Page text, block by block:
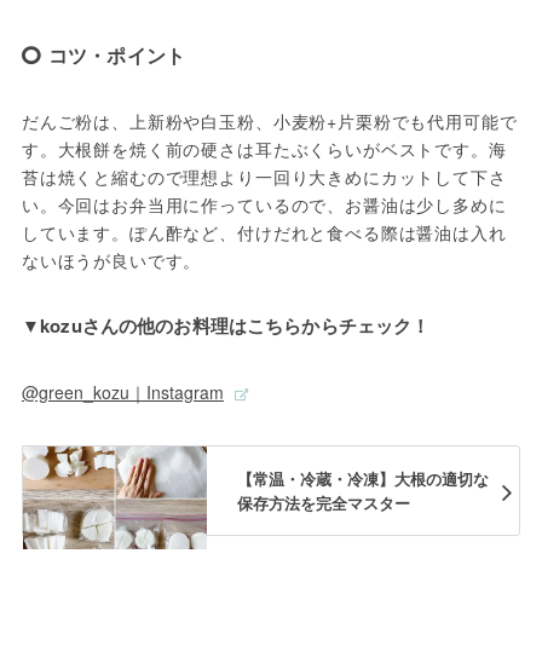
コツ・ポイント
だんご粉は、上新粉や白玉粉、小麦粉+片栗粉でも代用可能で
す。大根餅を焼く前の硬さは耳たぶくらいがベストです。海
苔は焼くと縮むので理想より一回り大きめにカットして下さ
い。今回はお弁当用に作っているので、お醤油は少し多めに
しています。ぽん酢など、付けだれと食べる際は醤油は入れ
ないほうが良いです。
▼kozuさんの他のお料理はこちらからチェック！
@green_kozu｜Instagram
【常温・冷蔵・冷凍】大根の適切な
保存方法を完全マスター